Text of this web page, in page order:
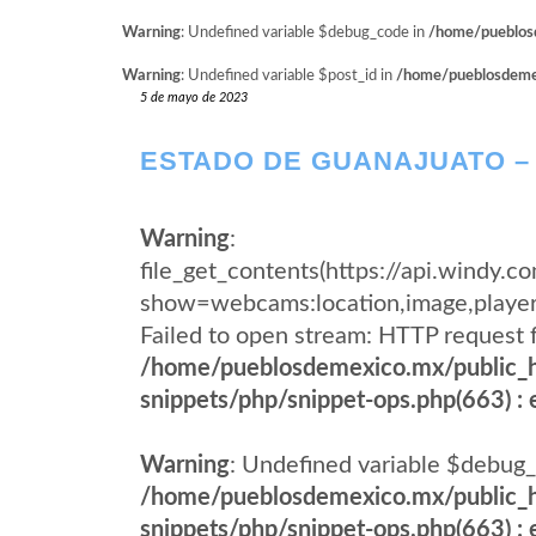
Warning: Undefined variable $debug_code in /home/
Warning: Undefined variable $post_id in /home/
5 de mayo de 2023
ESTADO DE GUANAJUATO
Warning:
file_get_contents(https://
Failed to open stream: HTTP
/home/pueblosdemexico.mx/
snippets/php/snippet-ops.php(663) :
Warning: Undefined variable
/home/pueblosdemexico.mx/
snippets/php/snippet-ops.php(663) :